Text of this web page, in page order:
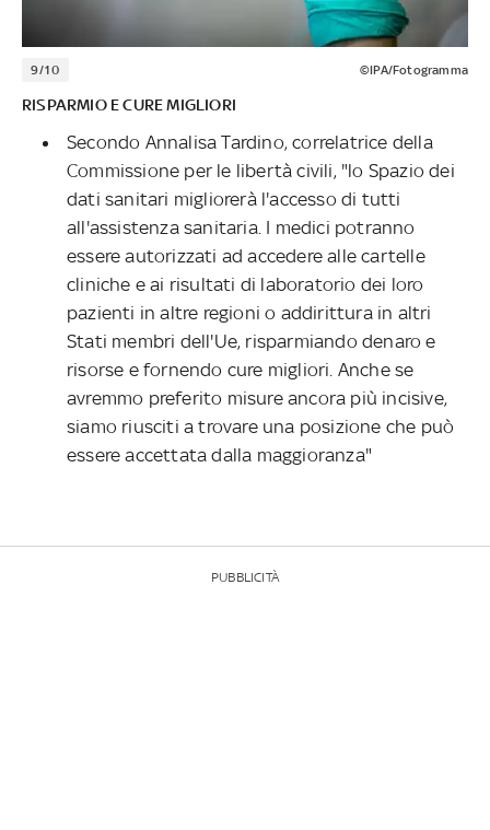
9/10 ©IPA/Fotogramma
RISPARMIO E CURE MIGLIORI
Secondo Annalisa Tardino, correlatrice della
Commissione per le libertà civili, "lo Spazio dei
dati sanitari migliorerà l'accesso di tutti
all'assistenza sanitaria. I medici potranno
essere autorizzati ad accedere alle cartelle
cliniche e ai risultati di laboratorio dei loro
pazienti in altre regioni o addirittura in altri
Stati membri dell'Ue, risparmiando denaro e
risorse e fornendo cure migliori. Anche se
avremmo preferito misure ancora più incisive,
siamo riusciti a trovare una posizione che può
essere accettata dalla maggioranza"
PUBBLICITÀ